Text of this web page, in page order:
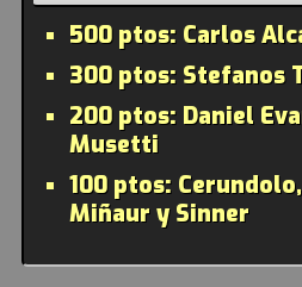
500 ptos:Carlos
300 ptos:Stefanos
200 ptos:Daniel
Musetti
100 ptos:
Miñaur y Sinner